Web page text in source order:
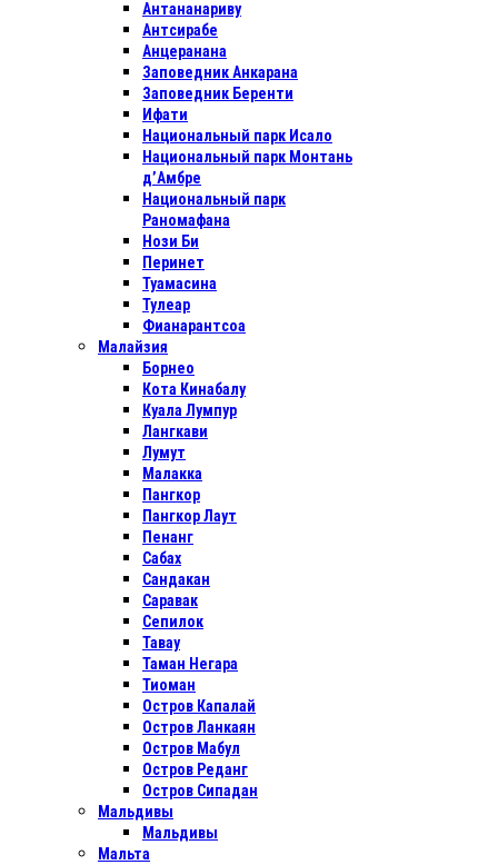
Антананариву
Антсирабе
Анцеранана
Заповедник Анкарана
Заповедник Беренти
Ифати
Национальный парк Исало
Национальный парк Монтань
д’Амбре
Национальный парк
Раномафана
Нози Би
Перинет
Туамасина
Тулеар
Фианарантсоа
Малайзия
Борнео
Кота Кинабалу
Куала Лумпур
Лангкави
Лумут
Малакка
Пангкор
Пангкор Лаут
Пенанг
Сабах
Сандакан
Саравак
Сепилок
Тавау
Таман Негара
Тиоман
Остров Капалай
Остров Ланкаян
Остров Мабул
Остров Реданг
Остров Сипадан
Мальдивы
Мальдивы
Мальта